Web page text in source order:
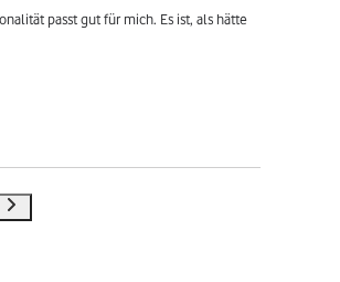
passt gut für mich. Es ist, als hätte